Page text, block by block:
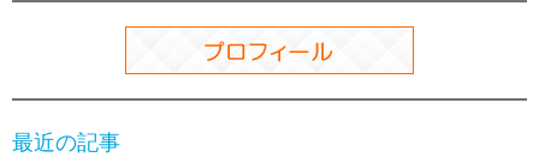
最近の記事